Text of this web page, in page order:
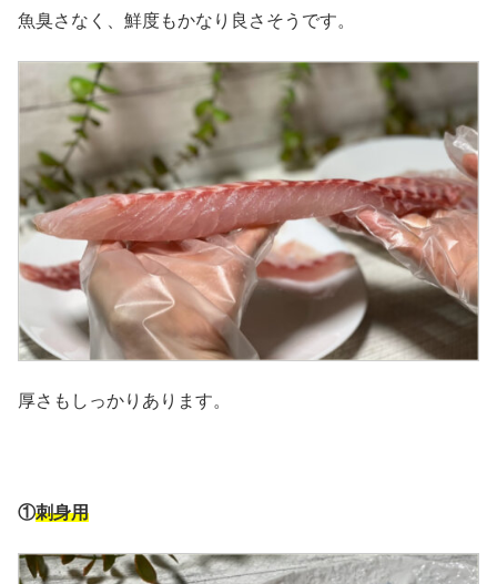
魚臭さなく、鮮度もかなり良さそうです。
厚さもしっかりあります。
①刺身用